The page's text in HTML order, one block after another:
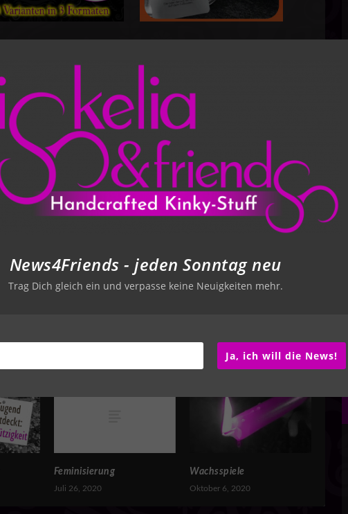
Sklavinnenverträge Ideenkarten
RATE:
NÄCHSTE
Feminisierung
Juli 26, 2020
Wachsspiele
Oktober 6, 2020
News4Friends - jeden Sonntag neu
Trag Dich gleich ein und verpasse keine Neuigkeiten mehr.
Ja, ich will die News!